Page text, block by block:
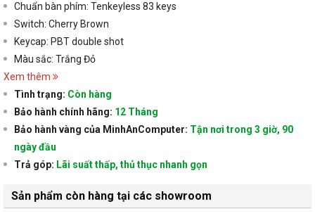
Chuẩn bàn phím: Tenkeyless 83 keys
Switch: Cherry Brown
Keycap: PBT double shot
Màu sắc: Trắng Đỏ
Xem thêm
Tình trạng: Còn hàng
Bảo hành chính hãng: 12 Tháng
Bảo hành vàng của MinhAnComputer: Tận nơi trong 3 giờ, 90
ngày đầu
Trả góp: Lãi suất thấp, thủ thục nhanh gọn
Sản phẩm còn hàng tại các showroom